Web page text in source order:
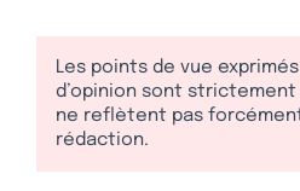
Les points de vue
d’opinion sont
ne reflètent pas
rédaction.